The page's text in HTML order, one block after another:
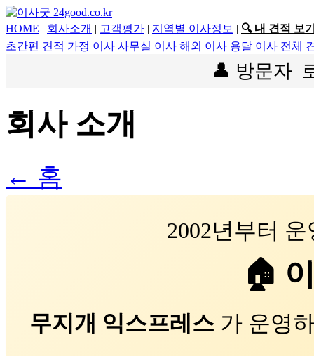
HOME | 회사소개 | 고객평가 | 지역별 이사정보 | 🔍 내 견적 보
초간편 견적 가정 이사 사무실 이사 해외 이사 용달 이사 전체
👤 방문자
회사 소개
← 홈
2002년부터
🏠
무지개 익스프레스 가 운영